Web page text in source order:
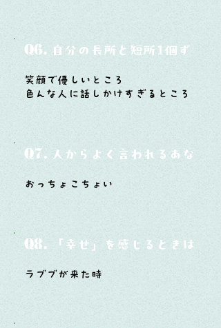
Q6. 自分の長所と短所1個ずつ
笑顔で優しいところ
色んな人に話しかけすぎるところ
Q7. 人からよく言われるあなたの
おっちょこちょい
Q8. 「幸せ」を感じるときはどん
ラブブが来た時